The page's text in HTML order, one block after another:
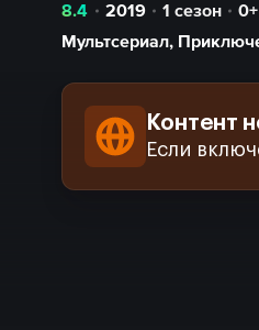
8.4 2019 1 сезон
0+
Мультсериал,
Контент
Если